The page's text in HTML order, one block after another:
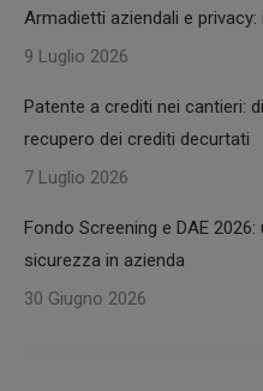
Armadietti aziendali e
9 Luglio 2026
Patente a crediti nei cantieri:
recupero dei crediti decurtati
7 Luglio 2026
Fondo Screening e DAE
sicurezza in azienda
30 Giugno 2026